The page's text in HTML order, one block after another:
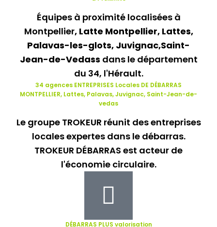
Équipes à proximité localisées à
Montpellier, Latte Montpellier, Lattes,
Palavas-les-glots, Juvignac,Saint-
Jean-de-Vedass dans le département
du 34, l'Hérault.
34 agences ENTREPRISES Locales DE DÉBARRAS
MONTPELLIER, Lattes, Palavas, Juvignac, Saint-Jean-de-
vedas
Le groupe TROKEUR réunit des entreprises
locales expertes dans le débarras.
TROKEUR DÉBARRAS est acteur de
l'économie circulaire.
DÉBARRAS PLUS valorisation